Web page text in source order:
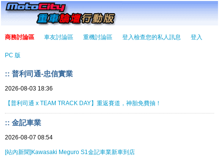
商務討論區 車友討論區 重機討論區 登入檢查您的私人訊息 登入
PC 版
:: 普利司通-忠信實業
2026-08-03 18:36
【普利司通 x TEAM TRACK DAY】重返賽道，神胎免費抽！
:: 金記車業
2026-08-07 08:54
[站內新聞]Kawasaki Meguro S1金記車業新車到店